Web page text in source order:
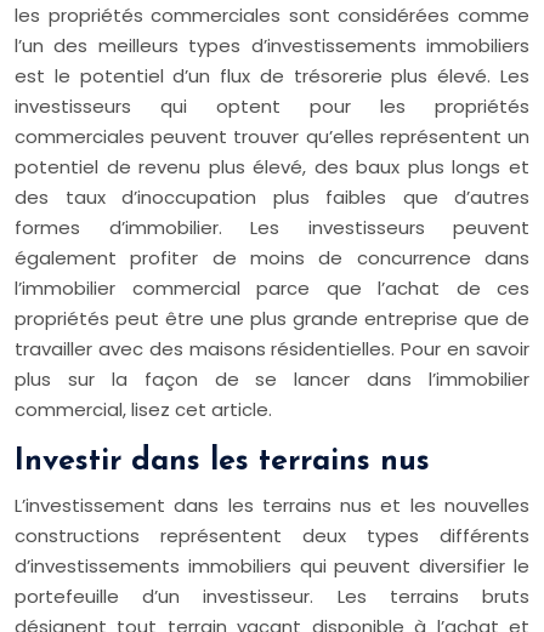
les propriétés commerciales sont considérées comme
l’un des meilleurs types d’investissements immobiliers
est le potentiel d’un flux de trésorerie plus élevé. Les
investisseurs qui optent pour les propriétés
commerciales peuvent trouver qu’elles représentent un
potentiel de revenu plus élevé, des baux plus longs et
des taux d’inoccupation plus faibles que d’autres
formes d’immobilier. Les investisseurs peuvent
également profiter de moins de concurrence dans
l’immobilier commercial parce que l’achat de ces
propriétés peut être une plus grande entreprise que de
travailler avec des maisons résidentielles. Pour en savoir
plus sur la façon de se lancer dans l’immobilier
commercial, lisez cet article.
Investir dans les terrains nus
L’investissement dans les terrains nus et les nouvelles
constructions représentent deux types différents
d’investissements immobiliers qui peuvent diversifier le
portefeuille d’un investisseur. Les terrains bruts
désignent tout terrain vacant disponible à l’achat et